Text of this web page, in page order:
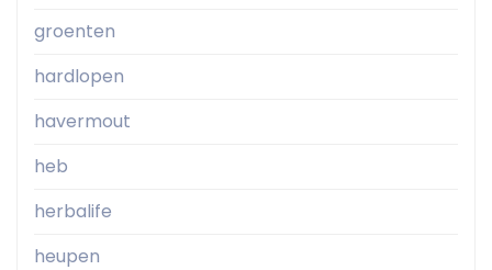
groenten
hardlopen
havermout
heb
herbalife
heupen